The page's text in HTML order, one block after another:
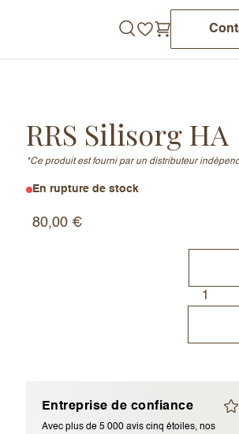
RRS Silisorg HA
*Ce produit est fourni par un distributeur
En rupture de stock
80,00 €
Entreprise de confiance
Avec plus de 5 000 avis cinq étoiles, nos